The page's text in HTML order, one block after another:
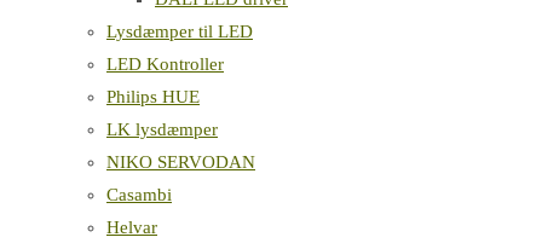
Lysdæmper til LED
LED Kontroller
Philips HUE
LK lysdæmper
NIKO SERVODAN
Casambi
Helvar